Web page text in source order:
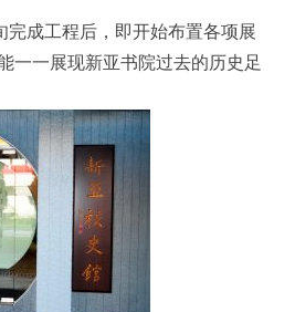
成工程后，即开始布置各项展
一一展现新亚书院过去的历史足